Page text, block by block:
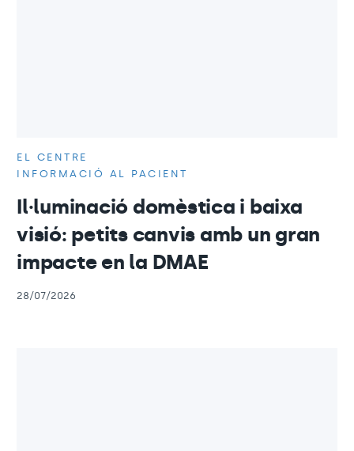
EL CENTRE
INFORMACIÓ AL PACIENT
Il·luminació domèstica i baixa
visió: petits canvis amb un gran
impacte en la DMAE
28/07/2026